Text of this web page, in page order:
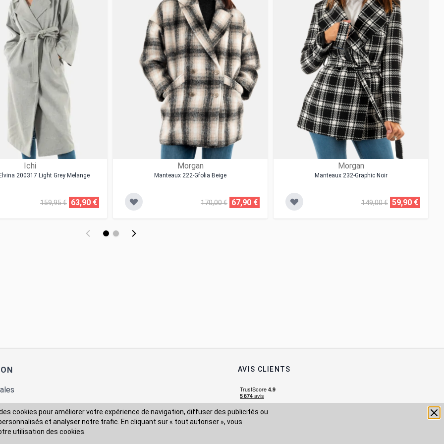
cookies pour améliorer votre expérience de navigation, diffuser des publicités ou
et analyser notre trafic. En cliquant sur « tout autoriser », vous
utilisation des cookies.
Ichi
200317 Light Grey Melange
159,95 € 63,90 €
Morgan
Manteaux 222-Gfolia Beige
170,00 € 67,90 €
Morgan
Manteaux 232-Graphic Noir
149,00 € 59,90 €
données
AVIS CLIENTS